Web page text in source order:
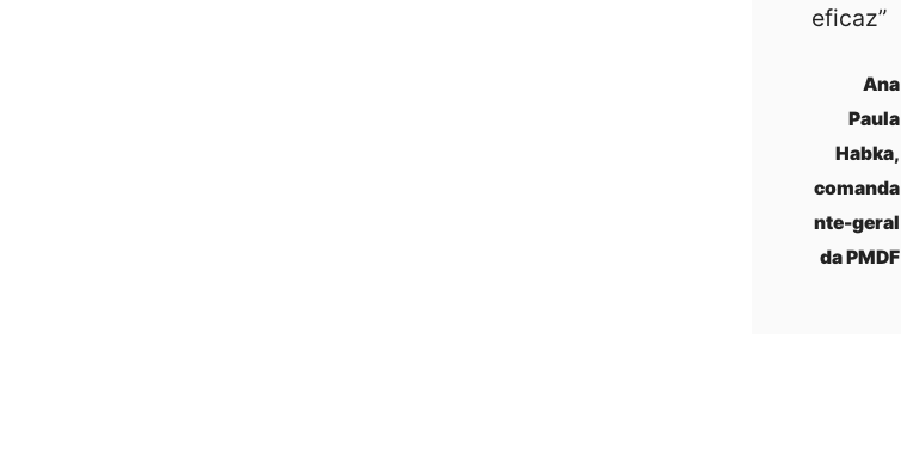
eficaz”
Ana
Paula
Habka,
comanda
nte-geral
da PMDF